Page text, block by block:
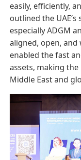
easily, efficiently,
outlined the
especially ADGM
aligned, open,
enabled the fast
assets, making
Middle East and